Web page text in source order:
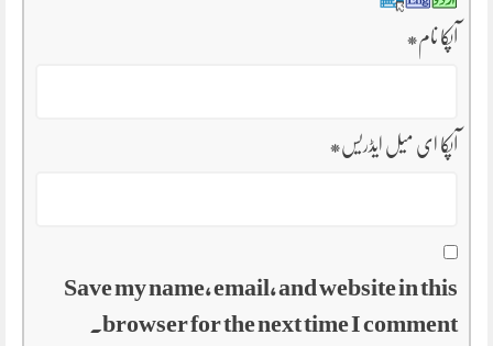
آپکا نام*
آپکا ای میل ایڈریس*
Save my name, email, and website in this
browser for the next time I comment.